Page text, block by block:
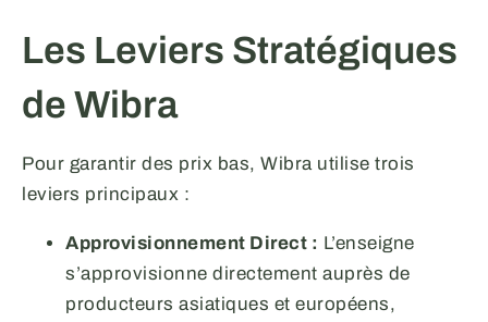
Les Leviers Stratégiques
de Wibra
Pour garantir des prix bas, Wibra utilise trois
leviers principaux :
Approvisionnement Direct : L’enseigne
s’approvisionne directement auprès de
producteurs asiatiques et européens,